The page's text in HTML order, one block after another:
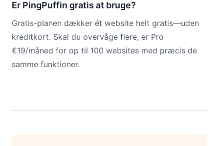
Er PingPuffin gratis at bruge?
Gratis-planen dækker ét website helt gratis—uden
kreditkort. Skal du overvåge flere, er Pro
€19/måned for op til 100 websites med præcis de
samme funktioner.